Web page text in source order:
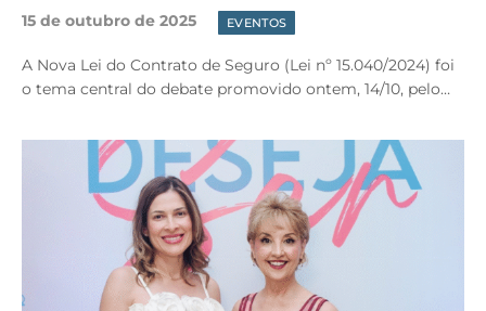
15 de outubro de 2025 EVENTOS
A Nova Lei do Contrato de Seguro (Lei nº 15.040/2024) foi
o tema central do debate promovido ontem, 14/10, pelo…